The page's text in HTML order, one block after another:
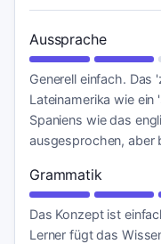
Aussprache
Generell einfach. Das
Lateinamerika wie ein
Spaniens wie das
ausgesprochen, aber
Grammatik
Das Konzept ist
Lerner fügt das